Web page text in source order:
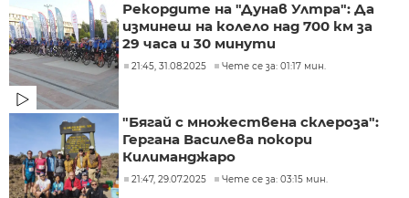
Рекордите на "Дунав Ултра": Да
изминеш на колело над 700 км за
29 часа и 30 минути
21:45, 31.08.2025 Чете се за: 01:17 мин.
"Бягай с множествена склероза":
Гергана Василева покори
Килиманджаро
21:47, 29.07.2025 Чете се за: 03:15 мин.